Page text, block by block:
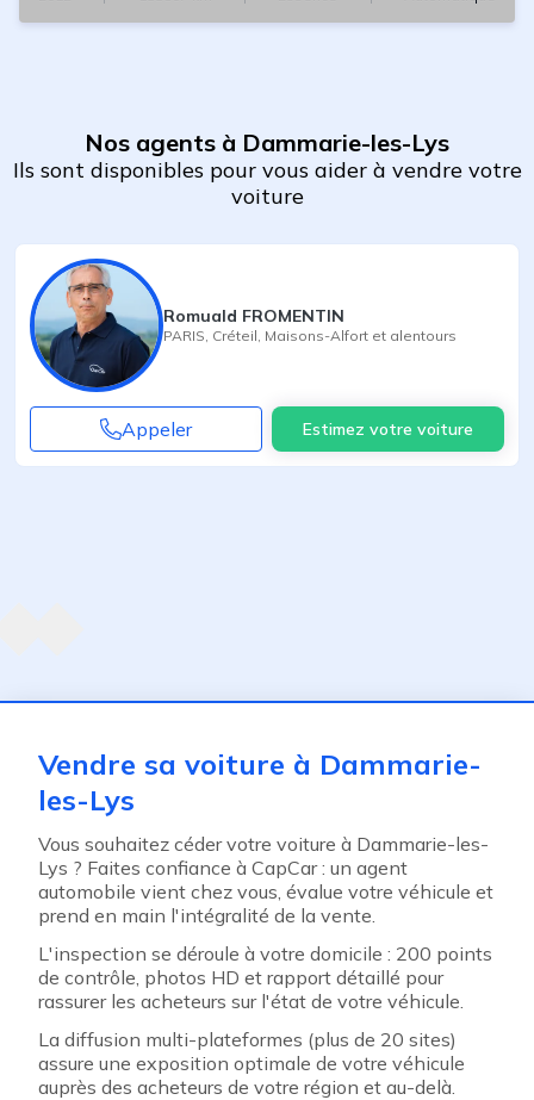
Nos agents à Dammarie-les-Lys
Ils sont disponibles pour vous aider à vendre votre
voiture
Romuald FROMENTIN
PARIS Créteil Maisons-Alfort et alentours
Appeler Estimez votre voiture
Vendre sa voiture à Dammarie-
les-Lys
Vous souhaitez céder votre voiture à Dammarie-les-
Lys ? Faites confiance à CapCar : un agent
automobile vient chez vous, évalue votre véhicule et
prend en main l'intégralité de la vente.
L'inspection se déroule à votre domicile : 200 points
de contrôle, photos HD et rapport détaillé pour
rassurer les acheteurs sur l'état de votre véhicule.
La diffusion multi-plateformes (plus de 20 sites)
assure une exposition optimale de votre véhicule
auprès des acheteurs de votre région et au-delà.